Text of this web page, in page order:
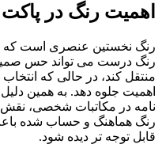
اهمیت رنگ در
رنگ نخستین عنصری است
رنگ درست می تواند حس
منتقل کند، در حالی که
اهمیت جلوه دهد. به همین
نامه در مکاتبات شخصی، نقش
رنگ هماهنگ و حساب شده
قابل توجه تر دیده شود.